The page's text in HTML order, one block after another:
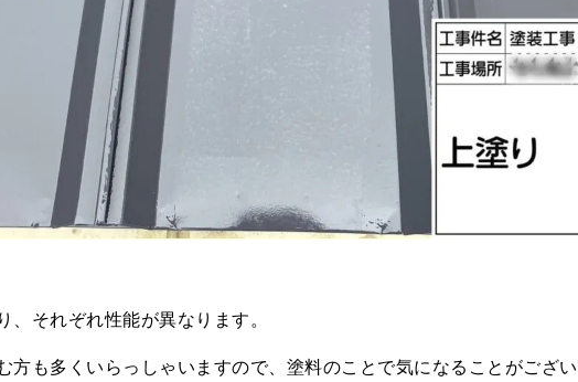
それぞれ性能が異なります。
方も多くいらっしゃいますので、塗料のことで気になることがござ